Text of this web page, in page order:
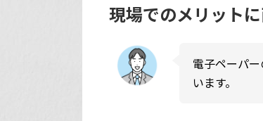
現場でのメリット
電子ペーパ
います。